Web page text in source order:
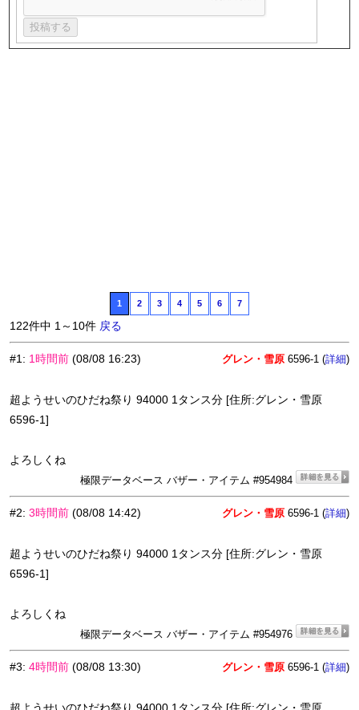
1 2 3 4 5 6 7
122件中 1～10件 戻る
#1: 1時間前 (08/08 16:23) グレン・雪原 6596-1 (詳細)
超ようせいのひだね祭り 94000 1タンス分 [住所:グレン・雪原
6596-1]
よろしくね
極限データベース バザー・アイテム #954984
#2: 3時間前 (08/08 14:42) グレン・雪原 6596-1 (詳細)
超ようせいのひだね祭り 94000 1タンス分 [住所:グレン・雪原
6596-1]
よろしくね
極限データベース バザー・アイテム #954976
#3: 4時間前 (08/08 13:30) グレン・雪原 6596-1 (詳細)